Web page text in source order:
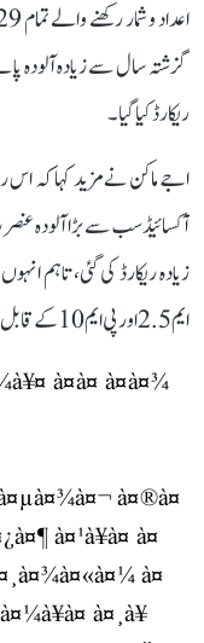
ریکارڈ کیا گیا۔
زیادہ ریکارڈ کی گئی، تاہم
ایم 2.5 اور پی ایم 10 کے قابل اعتماد اعداد و شمار پر مبنی ہے۔
à¤à¤ à¤à¤¾
à¤®à¤
à¤¹à¥à¤ à¤
à¤
à¤¸à¥